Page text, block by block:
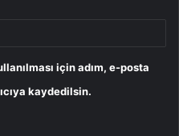
için adım, e-posta
kaydedilsin.